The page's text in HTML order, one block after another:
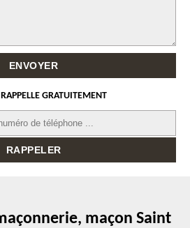
GRATUITEMENT
maçon Saint